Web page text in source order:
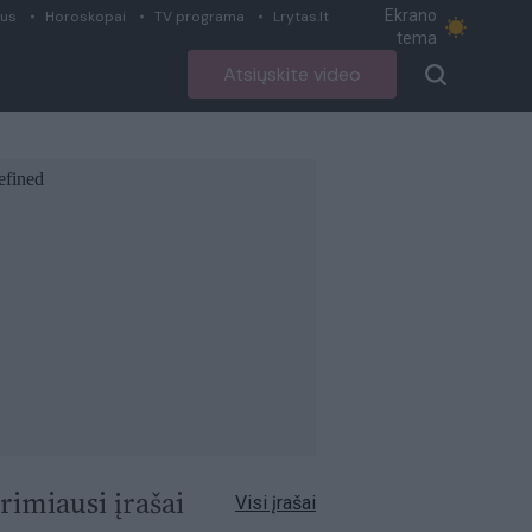
Horoskopai TV programa Lrytas.lt
Ekrano
tema
Atsiųskite video
įrašai Visi įrašai